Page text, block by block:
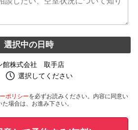
選択中の日時
館株式会社 取手店
選択してください
ポリシーを必ずお読みください。内容に同意い
た場合は、お進み下さい。